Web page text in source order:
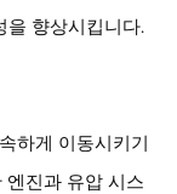
을 향상시킵니다.
하게 이동시키기
엔진과 유압 시스